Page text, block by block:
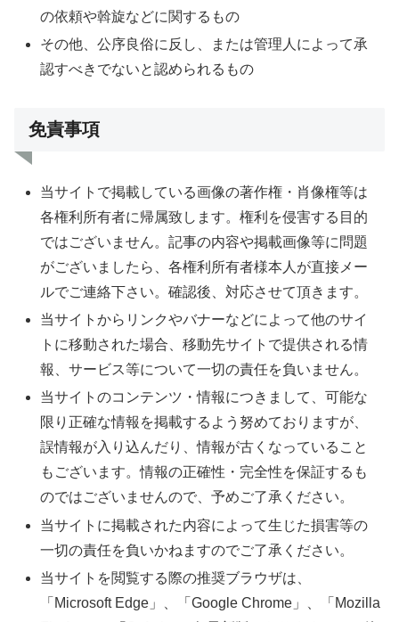
の依頼や斡旋などに関するもの
その他、公序良俗に反し、または管理人によって承
認すべきでないと認められるもの
免責事項
当サイトで掲載している画像の著作権・肖像権等は
各権利所有者に帰属致します。権利を侵害する目的
ではございません。記事の内容や掲載画像等に問題
がございましたら、各権利所有者様本人が直接メー
ルでご連絡下さい。確認後、対応させて頂きます。
当サイトからリンクやバナーなどによって他のサイ
トに移動された場合、移動先サイトで提供される情
報、サービス等について一切の責任を負いません。
当サイトのコンテンツ・情報につきまして、可能な
限り正確な情報を掲載するよう努めておりますが、
誤情報が入り込んだり、情報が古くなっていること
もございます。情報の正確性・完全性を保証するも
のではございませんので、予めご了承ください。
当サイトに掲載された内容によって生じた損害等の
一切の責任を負いかねますのでご了承ください。
当サイトを閲覧する際の推奨ブラウザは、
「Microsoft Edge」、「Google Chrome」、「Mozilla